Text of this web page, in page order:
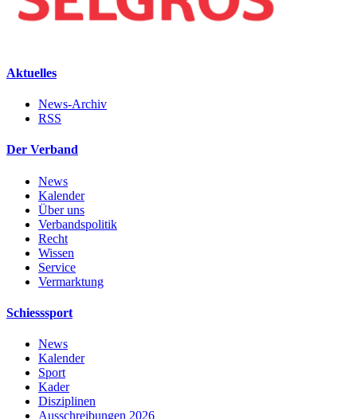
Aktuelles
News-Archiv
RSS
Der Verband
News
Kalender
Über uns
Verbandspolitik
Recht
Wissen
Service
Vermarktung
Schiesssport
News
Kalender
Sport
Kader
Disziplinen
Ausschreibungen 2026